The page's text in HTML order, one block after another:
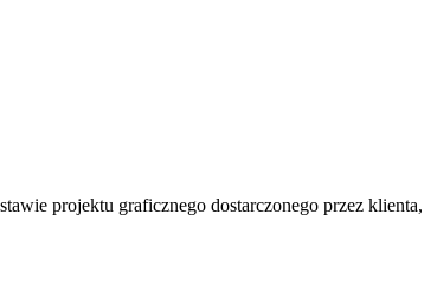
projektu graficznego dostarczonego przez klienta,